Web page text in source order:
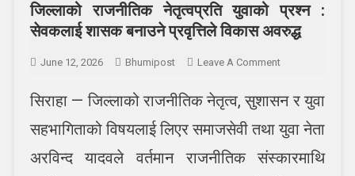
जिल्लाको राजनीतिक नेतृत्वप्रति युवाको प्रश्न :
सेवकलाई शासक बनाउने प्रवृत्तिले विकास अवरुद्ध
June 12, 2026 Bhumipost Leave A CommentOn
राजनीतिक
युवाको
प्रश्न
सिराहा — जिल्लाको राजनीतिक नेतृत्व, सुशासन र युवा
सहभागिताको विषयलाई लिएर समाजसेवी तथा युवा नेता
अरविन्द यादवले वर्तमान राजनीतिक संस्कारमाथि